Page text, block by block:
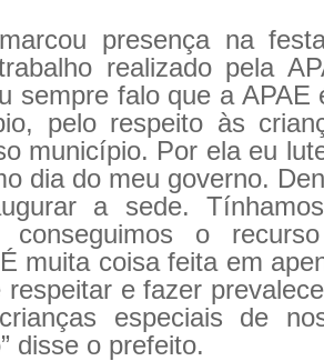
presença na
realizado pela
sempre falo que a APAE
pelo respeito às
município. Por ela eu
dia do meu governo.
a sede.
o
muita coisa feita em
e fazer
especiais de
disse o prefeito.